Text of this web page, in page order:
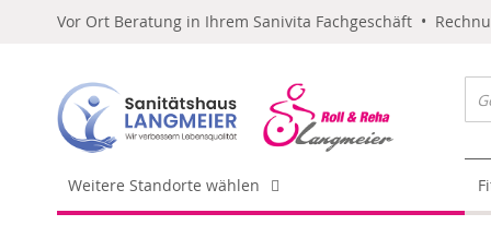
Vor Ort Beratung in Ihrem Sanivita Fachgeschäft •
Weitere Standorte wählen